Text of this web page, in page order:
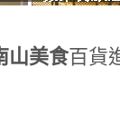
山美食百貨